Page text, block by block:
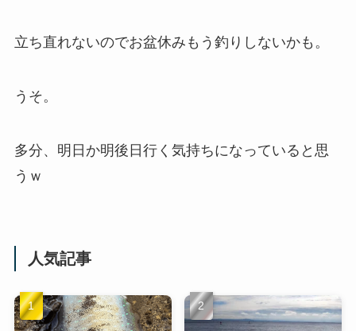
立ち直れないのでお盆休みもう釣りしないかも。
うそ。
多分、明日か明後日行く気持ちになっていると思
うｗ
人気記事